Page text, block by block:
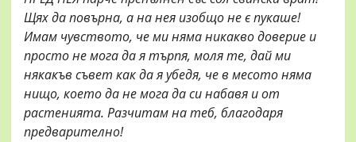
Щях да повърна, а на нея изобщо не є пукаше!
Имам чувството, че ми няма никакво доверие и
просто не мога да я търпя, моля те, дай ми
някакъв съвет как да я убедя, че в месото няма
нищо, което да не мога да си набавя и от
растенията. Разчитам на теб, благодаря
предварително!